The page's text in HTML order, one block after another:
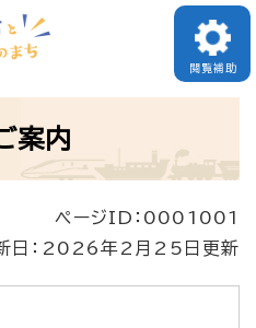
閲覧補助
案内
ページID：0001001
日：2026年2月25日更新